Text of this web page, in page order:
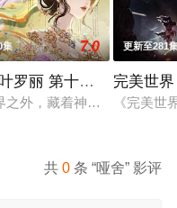
不同的职业角色，帮助了
集 7.0
罗丽 第十一季（下）
之外，藏着神秘而美好的叶
更新至281
完美世界
《完美
共0 条 “哑舍” 影评